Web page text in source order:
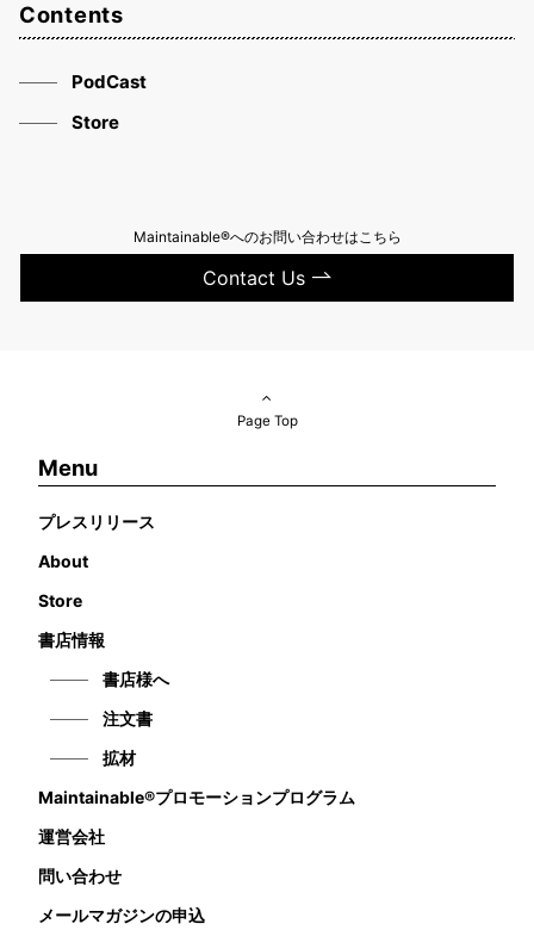
Contents
PodCast
Store
Maintainable®へのお問い合わせはこちら
Contact Us
Page Top
Menu
プレスリリース
About
Store
書店情報
書店様へ
注文書
拡材
Maintainable®プロモーションプログラム
運営会社
問い合わせ
メールマガジンの申込